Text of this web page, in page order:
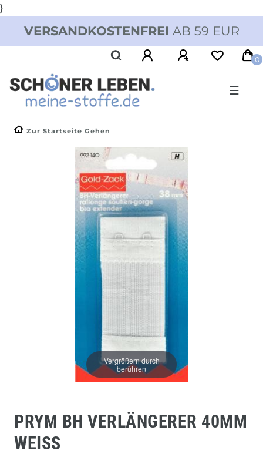
}
VERSANDKOSTENFREI AB 59 EUR
0
☰
Zur Startseite Gehen
Vergrößern durch
berühren
PRYM BH VERLÄNGERER 40MM
WEISS